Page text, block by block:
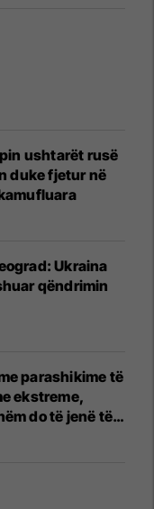
ushtarët rusë
duke fjetur në
Ukraina
qëndrimin
parashikime të
ekstreme,
do të jenë të